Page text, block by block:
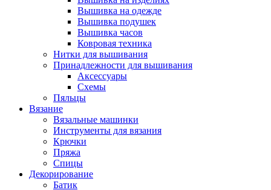
Вышивка на одежде
Вышивка подушек
Вышивка часов
Ковровая техника
Нитки для вышивания
Принадлежности для вышивания
Аксессуары
Схемы
Пяльцы
Вязание
Вязальные машинки
Инструменты для вязания
Крючки
Пряжа
Спицы
Декорирование
Батик